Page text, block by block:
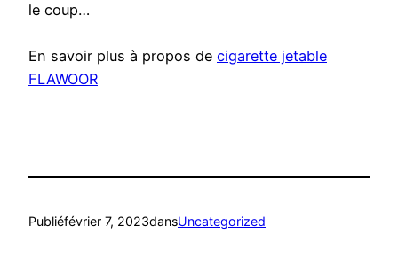
le coup…
En savoir plus à propos de cigarette jetable
FLAWOOR
Publiéfévrier 7, 2023dansUncategorized